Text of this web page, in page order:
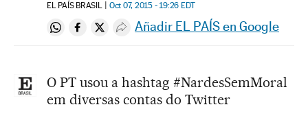
EL PAÍS BRASIL Oct 07, 2015 - 19:26 EDT
Compartir en Whatsapp
Compartir en Facebook
Compartir en Twitter
Desplegar Redes Sociales
Añadir EL PAÍS en Google
O PT usou a hashtag #NardesSemMoral
em diversas contas do Twitter